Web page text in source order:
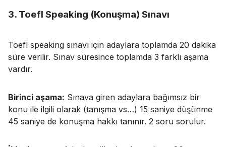
3. Toefl Speaking (Konuşma) Sınavı
Toefl speaking sınavı için adaylara toplamda 20 dakika
süre verilir. Sınav süresince toplamda 3 farklı aşama
vardır.
Birinci aşama: Sınava giren adaylara bağımsız bir
konu ile ilgili olarak (tanışma vs…) 15 saniye düşünme
45 saniye de konuşma hakkı tanınır. 2 soru sorulur.